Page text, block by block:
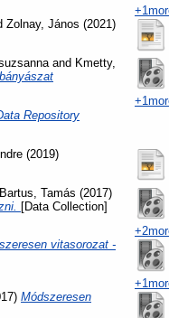
Zolnay, János (2021)
and Kmetty,
Repository
(2019)
Bartus, Tamás (2017)
[Data Collection]
vitasorozat -
Módszeresen